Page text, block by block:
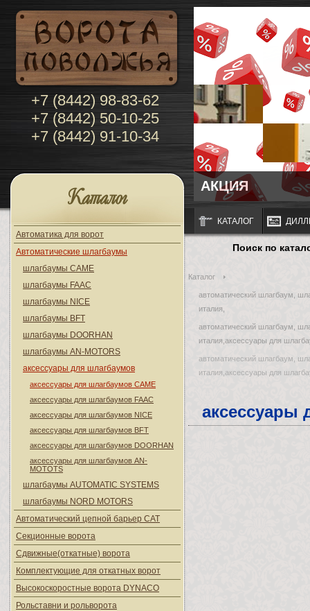
+7 (8442) 98-83-62
+7 (8442) 50-10-25
+7 (8442) 91-10-34
АКЦИЯ
Каталог
Автоматика для ворот
Автоматические шлагбаумы
шлагбаумы CAME
шлагбаумы FAAC
шлагбаумы NICE
шлагбаумы BFT
шлагбаумы DOORHAN
шлагбаумы AN-MOTORS
аксессуары для шлагбаумов
аксессуары для шлагбаумов CAME
аксессуары для шлагбаумов FAAC
аксессуары для шлагбаумов NICE
аксессуары для шлагбаумов BFT
аксессуары для шлагбаумов DOORHAN
аксессуары для шлагбаумов AN-
MOTOTS
шлагбаумы AUTOMATIC SYSTEMS
шлагбаумы NORD MOTORS
Автоматический цепной барьер CAT
Секционные ворота
Сдвижные(откатные) ворота
Комплектующие для откатных ворот
Высокоскоростные ворота DYNACO
Рольставни и рольворота
КАТАЛОГ
Поиск по
Каталог
автоматический шлагбаум,
италия,
автоматический шлагбаум,
италия,аксессуары для
автоматический шлагбаум,
италия,аксессуары для
аксессуары